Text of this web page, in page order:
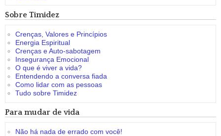
Sobre Timidez
Crenças, Valores e Princípios
Energia Espiritual
Crenças e Auto-sabotagem
Insegurança Emocional
O que é viver a vida?
Entendendo a conversa fiada
Como lidar com as pessoas
Tudo sobre Timidez
Para mudar de vida
Não há nada de errado com você!